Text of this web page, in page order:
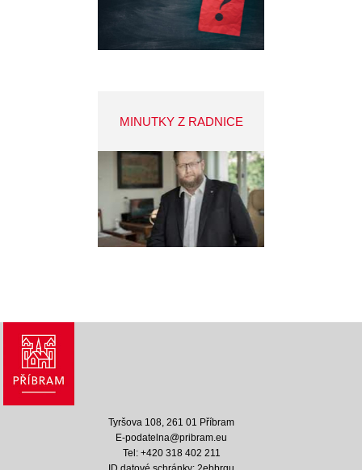
MINUTKY Z RADNICE
Tyršova 108, 261 01 Příbram
E-podatelna@pribram.eu
Tel: +420 318 402 211